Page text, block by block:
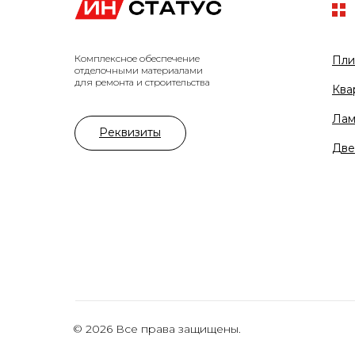
© 2026 Все права защищены.
Комплексное обеспечение
отделочными материалами
для ремонта и строительства
Реквизиты